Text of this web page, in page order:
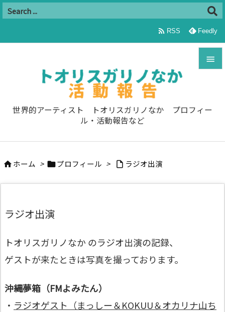
世界的アーティスト トオリスガリノなか プロフィー
ル・活動報告など



 RSS Feedly
 ホーム > プロフィール >  ラジオ出演
ラジオ出演
トオリスガリノなか のラジオ出演の記録、
ゲストが来たときは写真を撮っております。
沖縄夢箱（FMよみたん）
・ ラジオゲスト（まっしー＆KOKUU＆オカリナ山ち